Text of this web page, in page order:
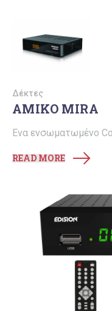
Δέκτες
ΑMIKO MIRA
Ένα ενσωματωμένο
READ MORE